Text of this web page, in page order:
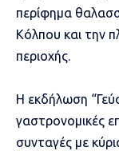
περίφημα
Κόλπου και την
περιοχής.
Η εκδήλωση
γαστρονομικές
συνταγές με